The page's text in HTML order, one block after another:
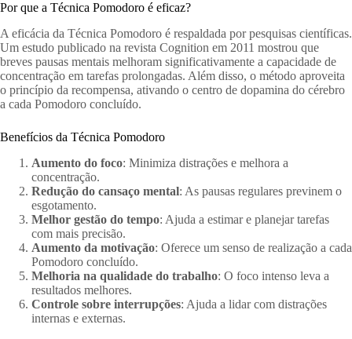
Por que a Técnica Pomodoro é eficaz?
A eficácia da Técnica Pomodoro é respaldada por pesquisas científicas.
Um estudo publicado na revista Cognition em 2011 mostrou que
breves pausas mentais melhoram significativamente a capacidade de
concentração em tarefas prolongadas. Além disso, o método aproveita
o princípio da recompensa, ativando o centro de dopamina do cérebro
a cada Pomodoro concluído.
Benefícios da Técnica Pomodoro
Aumento do foco: Minimiza distrações e melhora a
concentração.
Redução do cansaço mental: As pausas regulares previnem o
esgotamento.
Melhor gestão do tempo: Ajuda a estimar e planejar tarefas
com mais precisão.
Aumento da motivação: Oferece um senso de realização a cada
Pomodoro concluído.
Melhoria na qualidade do trabalho: O foco intenso leva a
resultados melhores.
Controle sobre interrupções: Ajuda a lidar com distrações
internas e externas.